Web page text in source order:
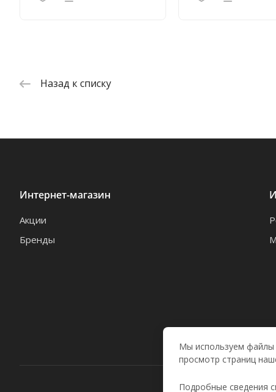
Назад к списку
Интернет-магазин
Акции
Бренды
Мы используем файлы
просмотр страниц
Подробные сведения